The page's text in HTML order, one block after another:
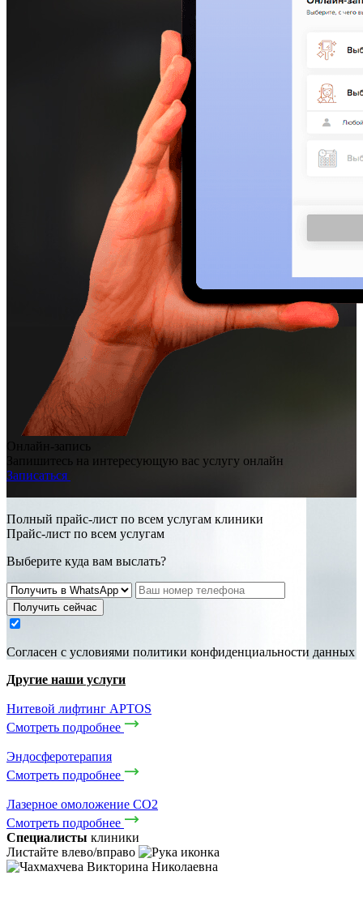
Онлайн-запись
Запишитесь на интересующую вас услугу онлайн
Записаться
Полный прайс-лист по всем услугам клиники
Прайс-лист по всем услугам
Выберите куда вам выслать?
Получить сейчас
Cогласен с условиями политики конфиденциальности данных
Другие наши услуги
Нитевой лифтинг APTOS
Смотреть подробнее
Эндосферотерапия
Смотреть подробнее
Лазерное омоложение CO2
Смотреть подробнее
Специалисты клиники
Листайте влево/вправо